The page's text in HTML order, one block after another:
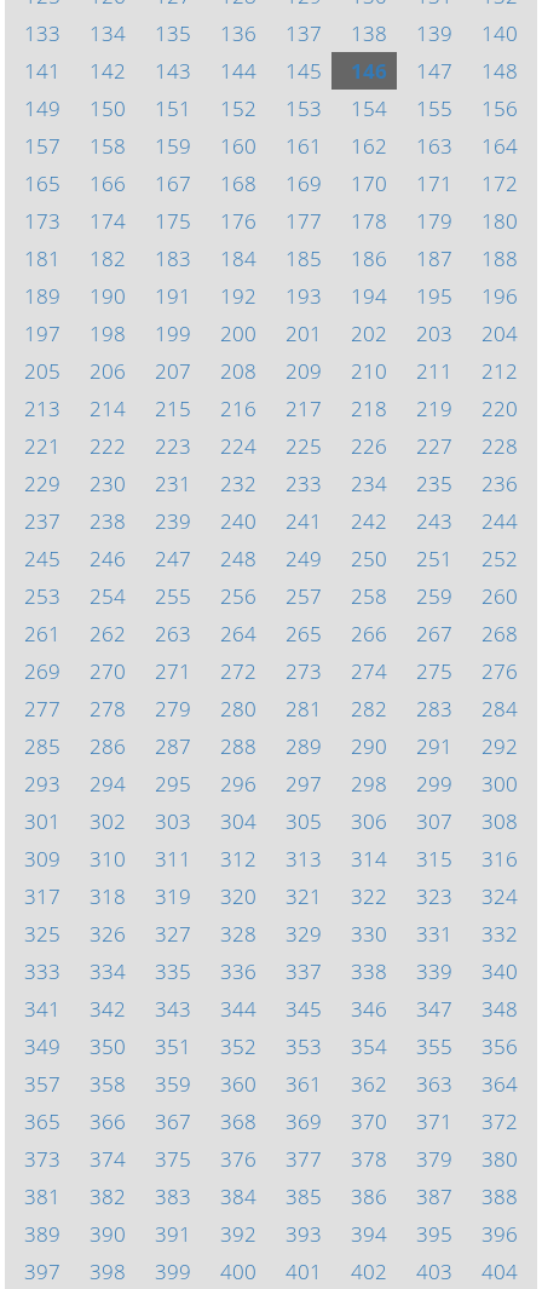
133
134 135 136 137 138 139
140
141
142 143 144 145 146 147
148
149
150 151 152 153 154 155
156
157
158 159 160 161 162 163
164
165
166 167 168 169 170 171
172
173
174 175 176 177 178 179
180
181
182 183 184 185 186 187
188
189
190 191 192 193 194 195
196
197
198 199 200 201 202 203
204
205
206 207 208 209 210 211
212
213
214 215 216 217 218 219
220
221
222 223 224 225 226 227
228
229
230 231 232 233 234 235
236
237
238 239 240 241 242 243
244
245
246 247 248 249 250 251
252
253
254 255 256 257 258 259
260
261
262 263 264 265 266 267
268
269
270 271 272 273 274 275
276
277
278 279 280 281 282 283
284
285
286 287 288 289 290 291
292
293
294 295 296 297 298 299
300
301
302 303 304 305 306 307
308
309
310 311 312 313 314 315
316
317
318 319 320 321 322 323
324
325
326 327 328 329 330 331
332
333
334 335 336 337 338 339
340
341
342 343 344 345 346 347
348
349
350 351 352 353 354 355
356
357
358 359 360 361 362 363
364
365
366 367 368 369 370 371
372
373
374 375 376 377 378 379
380
381
382 383 384 385 386 387
388
389
390 391 392 393 394 395
396
397
398 399 400 401 402 403 404